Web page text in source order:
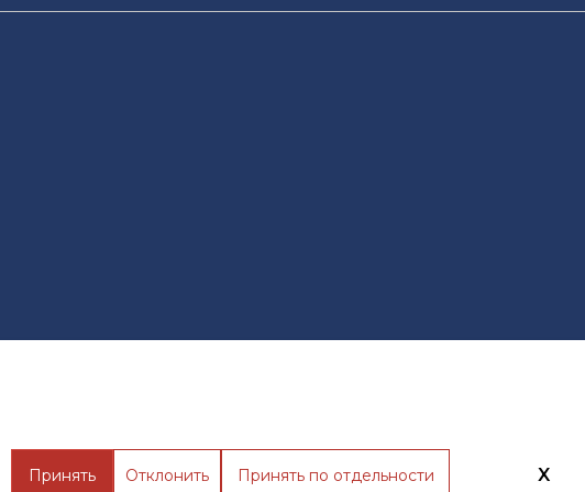
Принять Отклонить Принять по отдельности X